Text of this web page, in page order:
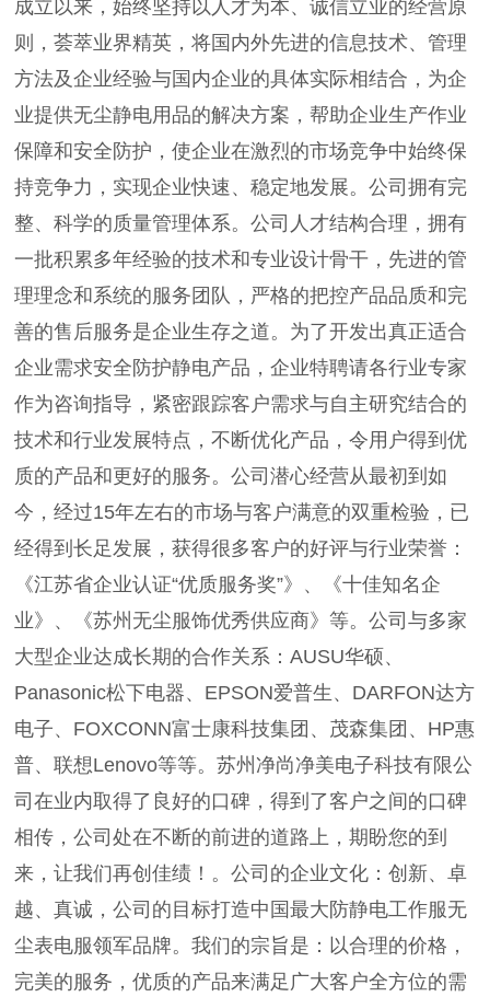
成立以来，始终坚持以人才为本、诚信立业的经营原
则，荟萃业界精英，将国内外先进的信息技术、管理
方法及企业经验与国内企业的具体实际相结合，为企
业提供无尘静电用品的解决方案，帮助企业生产作业
保障和安全防护，使企业在激烈的市场竞争中始终保
持竞争力，实现企业快速、稳定地发展。公司拥有完
整、科学的质量管理体系。公司人才结构合理，拥有
一批积累多年经验的技术和专业设计骨干，先进的管
理理念和系统的服务团队，严格的把控产品品质和完
善的售后服务是企业生存之道。为了开发出真正适合
企业需求安全防护静电产品，企业特聘请各行业专家
作为咨询指导，紧密跟踪客户需求与自主研究结合的
技术和行业发展特点，不断优化产品，令用户得到优
质的产品和更好的服务。公司潜心经营从最初到如
今，经过15年左右的市场与客户满意的双重检验，已
经得到长足发展，获得很多客户的好评与行业荣誉：
《江苏省企业认证“优质服务奖”》、《十佳知名企
业》、《苏州无尘服饰优秀供应商》等。公司与多家
大型企业达成长期的合作关系：AUSU华硕、
Panasonic松下电器、EPSON爱普生、DARFON达方
电子、FOXCONN富士康科技集团、茂森集团、HP惠
普、联想Lenovo等等。苏州净尚净美电子科技有限公
司在业内取得了良好的口碑，得到了客户之间的口碑
相传，公司处在不断的前进的道路上，期盼您的到
来，让我们再创佳绩！。公司的企业文化：创新、卓
越、真诚，公司的目标打造中国最大防静电工作服无
尘表电服领军品牌。我们的宗旨是：以合理的价格，
完美的服务，优质的产品来满足广大客户全方位的需